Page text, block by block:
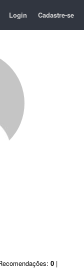
Login Cadastre-se
0 |